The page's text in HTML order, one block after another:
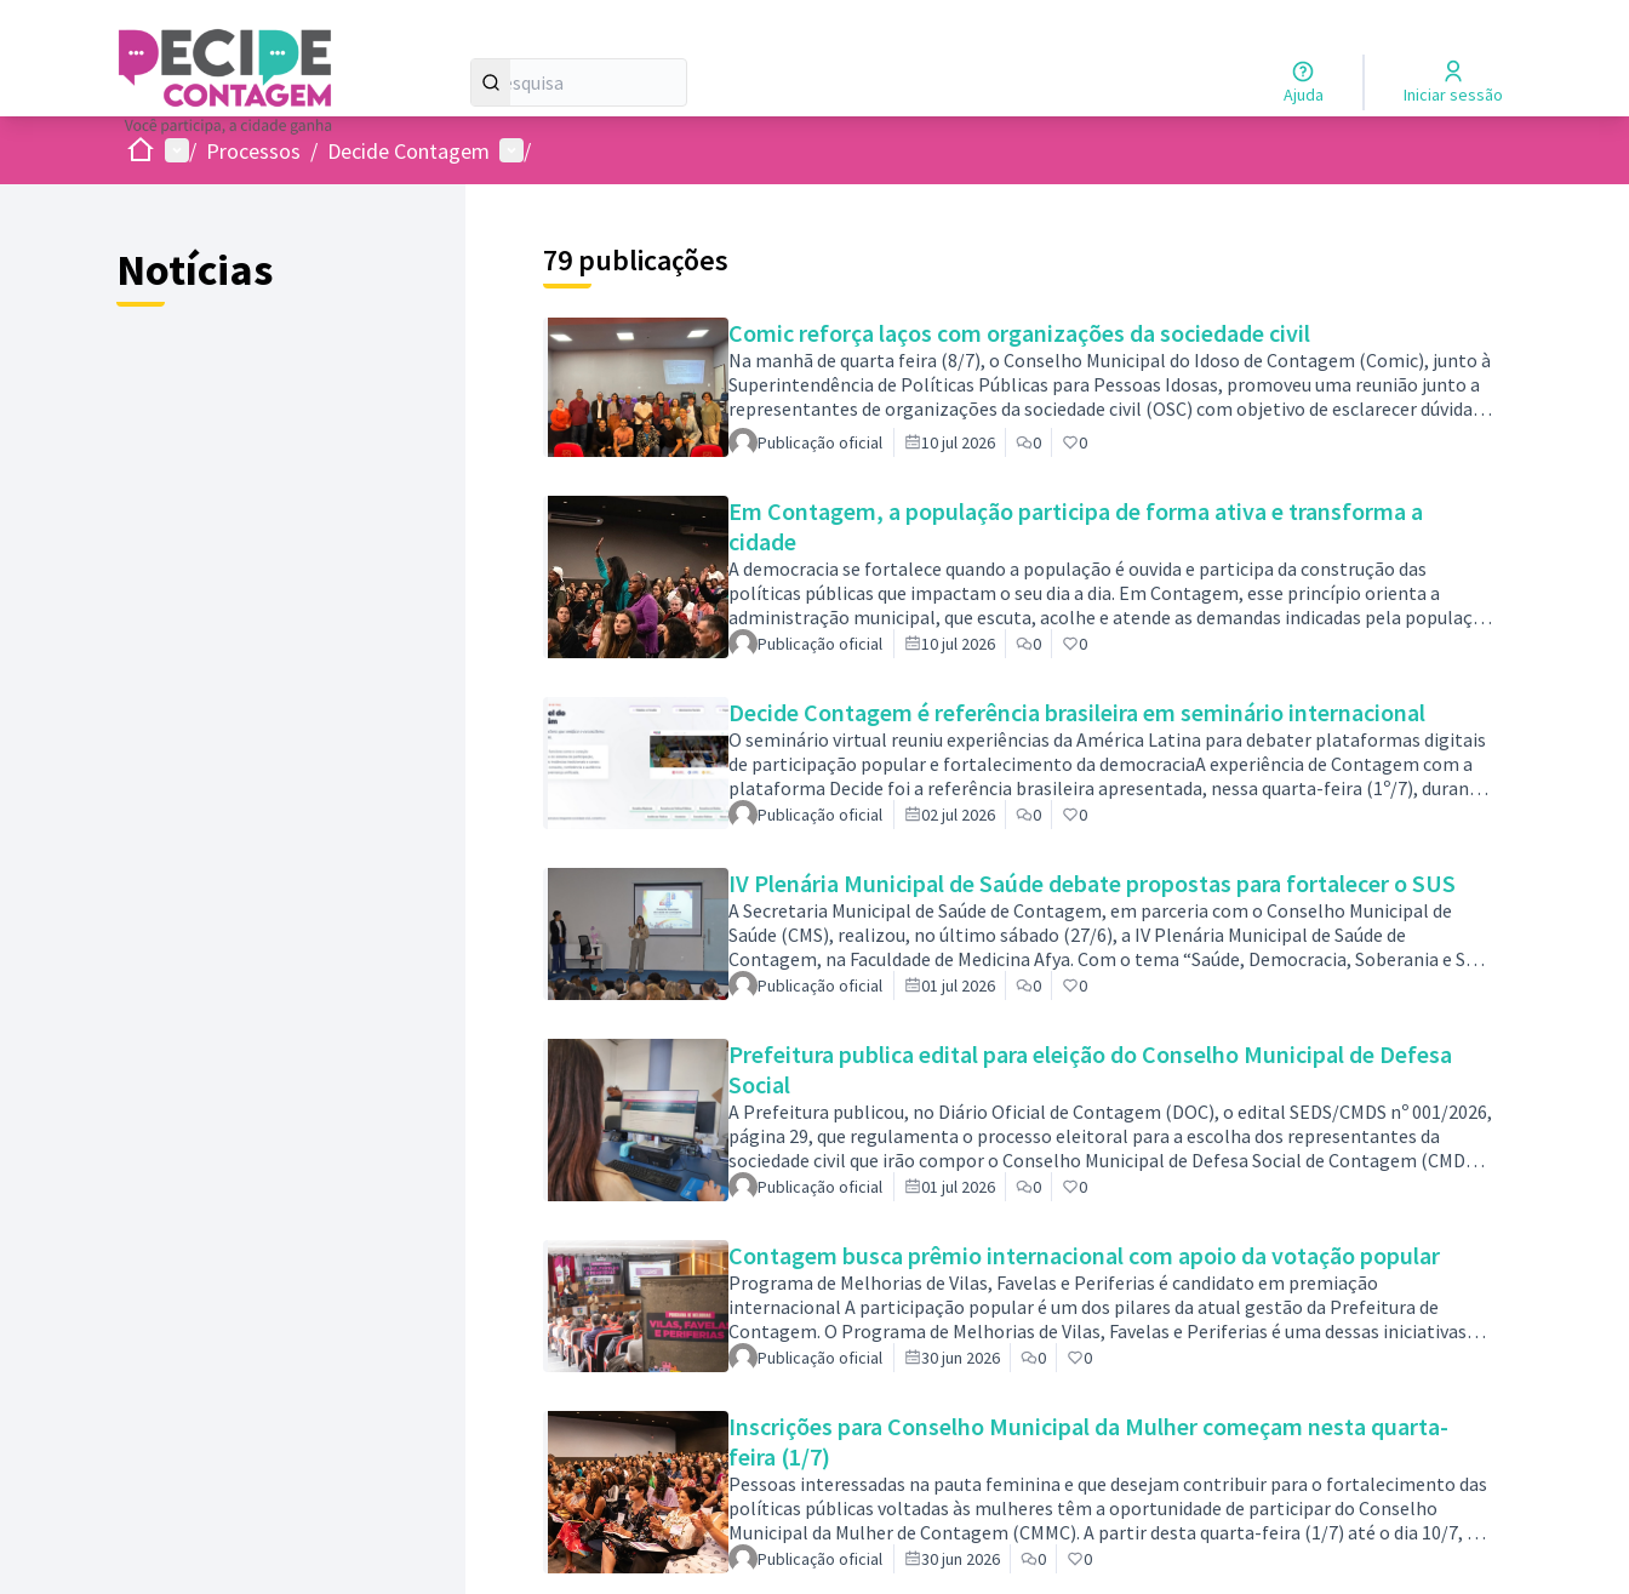
Ajuda Iniciar sessão
InicioMenu principal
/ Processos / Decide Contagem Menu de usuários
/
Notícias 79 publicações
Comic reforça laços com organizações da sociedade civil
Na manhã de quarta feira (8/7), o Conselho Municipal do Idoso de Contagem (Comic), junto à
Superintendência de Políticas Públicas para Pessoas Idosas, promoveu uma reunião junto a
representantes de organizações da sociedade civil (OSC) com objetivo de esclarecer dúvidas
acerca do Edital COMIC 003/2026, disponível no Diário Oficial de Contagem (DOC), edição
6312, do dia 23 de junho.O objetivo do edital é de selecionar propostas das OSCs que tenham
Publicação oficial 10 jul 2026 0 0
Em Contagem, a população participa de forma ativa e transforma a
cidade
A democracia se fortalece quando a população é ouvida e participa da construção das
políticas públicas que impactam o seu dia a dia. Em Contagem, esse princípio orienta a
administração municipal, que escuta, acolhe e atende as demandas indicadas pela população
por meio de instrumentos permanentes de diálogo e participação social. Neste 11 de julho,
data em que é celebrado o Dia Mundial da População, a Prefeitura reforça seu compromisso
Publicação oficial 10 jul 2026 0 0
Decide Contagem é referência brasileira em seminário internacional
O seminário virtual reuniu experiências da América Latina para debater plataformas digitais
de participação popular e fortalecimento da democraciaA experiência de Contagem com a
plataforma Decide foi a referência brasileira apresentada, nessa quarta-feira (1º/7), durante
um seminário internacional sobre o uso da plataforma Decidim na América Latina. O
encontro virtual reuniu representantes de Equador, México e Brasil para compartilhar
Publicação oficial 02 jul 2026 0 0
IV Plenária Municipal de Saúde debate propostas para fortalecer o SUS
A Secretaria Municipal de Saúde de Contagem, em parceria com o Conselho Municipal de
Saúde (CMS), realizou, no último sábado (27/6), a IV Plenária Municipal de Saúde de
Contagem, na Faculdade de Medicina Afya. Com o tema “Saúde, Democracia, Soberania e SUS:
Do Povo é Cuidar do Brasil”, o encontro integra as etapas preparatórias da 11ª Conferência
Estadual de Saúde e da 18ª Conferência Nacional de Saúde.A plenária reuniu usuários do
Publicação oficial 01 jul 2026 0 0
Prefeitura publica edital para eleição do Conselho Municipal de Defesa
Social
A Prefeitura publicou, no Diário Oficial de Contagem (DOC), o edital SEDS/CMDS nº 001/2026,
página 29, que regulamenta o processo eleitoral para a escolha dos representantes da
sociedade civil que irão compor o Conselho Municipal de Defesa Social de Contagem (CMDS)
no biênio 2026/2028. O documento estabelece todas as regras para inscrição, habilitação,
votação e divulgação dos resultados. “O processo tem como objetivo fortalecer a
Publicação oficial 01 jul 2026 0 0
Contagem busca prêmio internacional com apoio da votação popular
Programa de Melhorias de Vilas, Favelas e Periferias é candidato em premiação
internacional A participação popular é um dos pilares da atual gestão da Prefeitura de
Contagem. O Programa de Melhorias de Vilas, Favelas e Periferias é uma dessas iniciativas
municipais que enxerga no diálogo com a comunidade uma forma de desenvolver uma cidade
cada vez mais justa e democrática. O programa está participando do 20º Prêmio "Boas
Publicação oficial 30 jun 2026 0 0
Inscrições para Conselho Municipal da Mulher começam nesta quarta-
feira (1/7)
Pessoas interessadas na pauta feminina e que desejam contribuir para o fortalecimento das
políticas públicas voltadas às mulheres têm a oportunidade de participar do Conselho
Municipal da Mulher de Contagem (CMMC). A partir desta quarta-feira (1/7) até o dia 10/7, a
Prefeitura de Contagem estará com inscrições abertas para representantes da sociedade
civil interessados em integrar o conselho, no biênio 2026-2028. Ao todo são 14 conselheiras
Publicação oficial 30 jun 2026 0 0